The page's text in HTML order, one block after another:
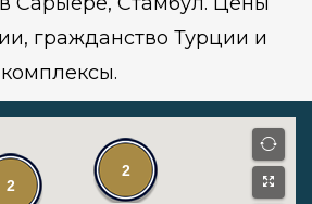
гражданство Турции и
2
2